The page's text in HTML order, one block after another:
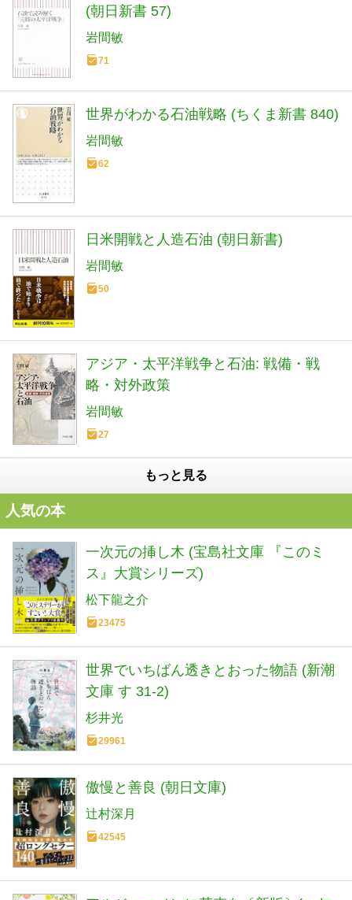
(朝日新書 57)
岩間敏
71
世界がわかる石油戦略 (ちくま新書 840)
岩間敏
62
日米開戦と人造石油 (朝日新書)
岩間敏
50
アジア・太平洋戦争と石油: 戦備・戦
略・対外政策
岩間敏
27
もっと見る
人気の本
一次元の挿し木 (宝島社文庫 『このミ
ス』大賞シリーズ)
松下龍之介
23475
世界でいちばん透きとおった物語 (新潮
文庫 す 31-2)
杉井光
29961
傲慢と善良 (朝日文庫)
辻村深月
42545